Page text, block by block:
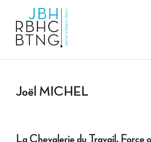
Joël MICHEL
La Chevalerie du Travail. Force